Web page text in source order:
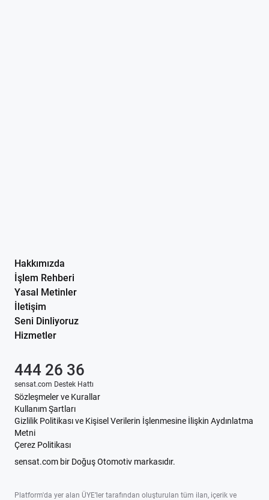
Hakkımızda
İşlem Rehberi
Yasal Metinler
İletişim
Seni Dinliyoruz
Hizmetler
Sözleşmeler ve Kurallar
Kullanım Şartları
Gizlilik Politikası ve Kişisel Verilerin İşlenmesine İlişkin Aydınlatma
Metni
Çerez Politikası
sensat.com bir Doğuş Otomotiv markasıdır.
444 26 36
sensat.com Destek Hattı
Platform'da yer alan ÜYE’ler tarafından oluşturulan tüm ilan, içerik ve